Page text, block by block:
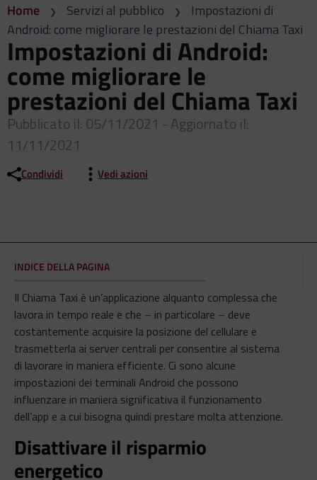
Home Servizi al pubblico
Impostazioni di
Android: come migliorare le prestazioni del Chiama Taxi
Impostazioni di Android:
come migliorare le
prestazioni del Chiama Taxi
Pubblicato il: 05/11/2021 - Aggiornato il:
11/11/2021
Condividi Vedi azioni
INDICE DELLA PAGINA
Il Chiama Taxi è un’applicazione alquanto complessa che
lavora in tempo reale e che – in particolare – deve
costantemente acquisire la posizione del cellulare e
trasmetterla ai server centrali per consentire al sistema
di lavorare in maniera efficiente. Ci sono alcune
impostazioni dei terminali Android che possono
influenzare in maniera significativa il funzionamento
dell’app e a cui bisogna quindi prestare molta attenzione.
Disattivare il risparmio
energetico